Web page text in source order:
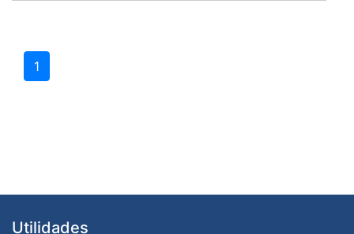
1
Utilidades